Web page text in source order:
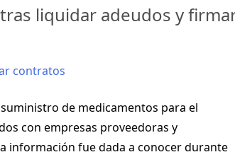
liquidar adeudos y
de medicamentos para el
con empresas proveedoras y
información fue dada a conocer durante